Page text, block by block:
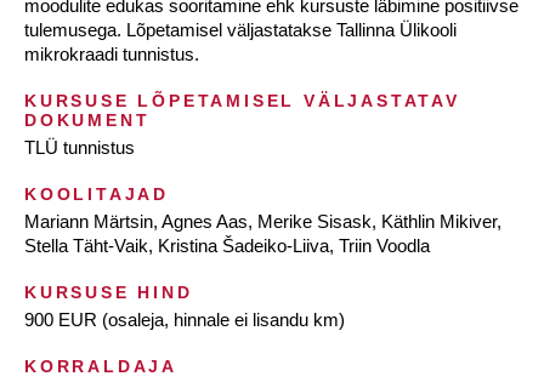
moodulite edukas sooritamine ehk kursuste läbimine positiivse
tulemusega. Lõpetamisel väljastatakse Tallinna Ülikooli
mikrokraadi tunnistus.
KURSUSE LÕPETAMISEL VÄLJASTATAV
DOKUMENT
TLÜ tunnistus
KOOLITAJAD
Mariann Märtsin, Agnes Aas, Merike Sisask, Käthlin Mikiver,
Stella Täht-Vaik, Kristina Šadeiko-Liiva, Triin Voodla
KURSUSE HIND
900 EUR (osaleja, hinnale ei lisandu km)
KORRALDAJA